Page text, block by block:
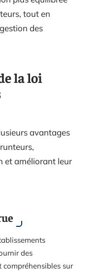
tout en
des
la loi
avantages
et améliorant leur
des
sur